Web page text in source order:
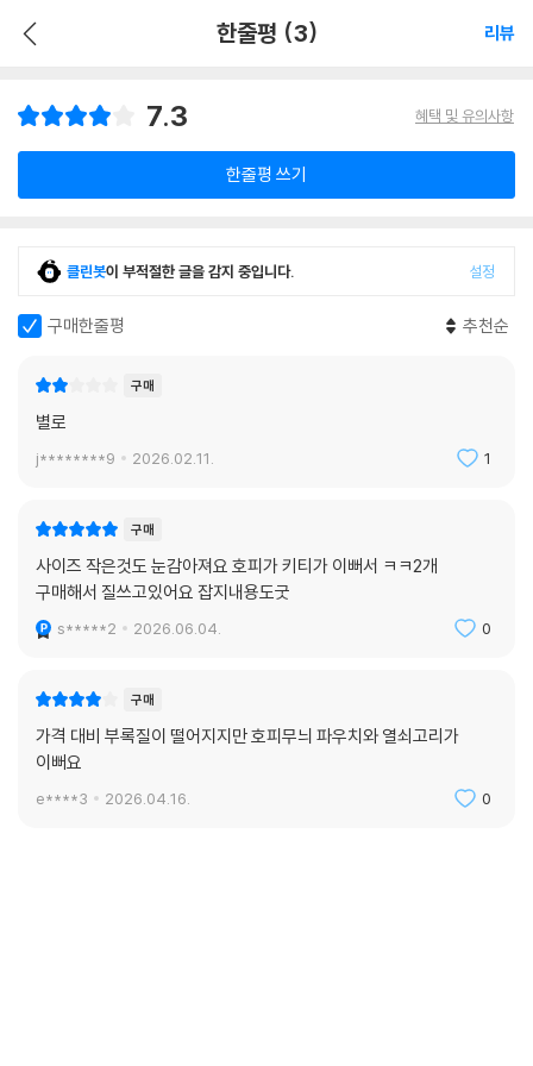
한줄평 (3) 리뷰
7.3 혜택 및 유의사항
한줄평 쓰기
클린봇이 부적절한 글을 감지 중입니다. 설정
구매한줄평 추천순
구매
별로
j********9 2026.02.11. 1
구매
사이즈 작은것도 눈감아져요 호피가 키티가 이뻐서 ㅋㅋ2개
구매해서 질쓰고있어요 잡지내용도굿
s*****2 2026.06.04. 0
구매
가격 대비 부록질이 떨어지지만 호피무늬 파우치와 열쇠고리가
이뻐요
e****3 2026.04.16. 0